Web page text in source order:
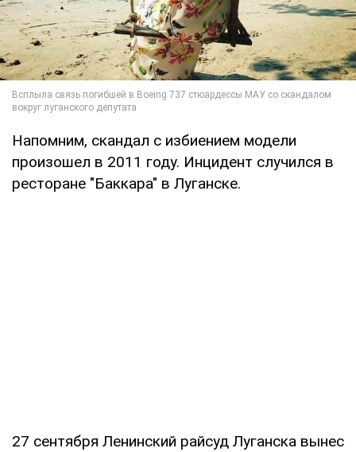
Напомним, скандал с избиением модели
произошел в 2011 году. Инцидент случился в
ресторане "Баккара" в Луганске.
27 сентября Ленинский райсуд Луганска вынес